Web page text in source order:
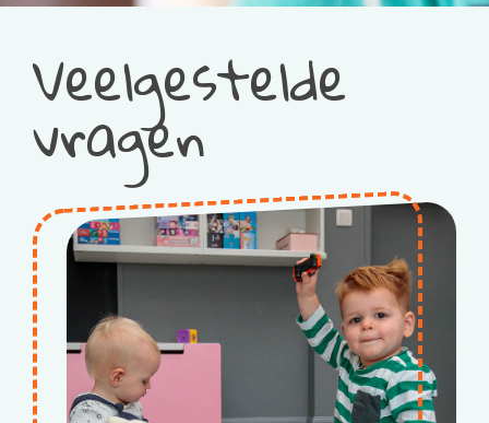
Veelgestelde
vragen